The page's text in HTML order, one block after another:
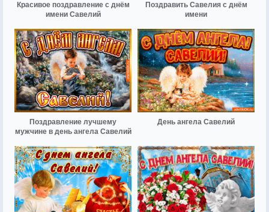
Красивое поздравление с днём
имени Савелий
Поздравить Савелия с днём
имени
Поздравление лучшему
мужчине в день ангела Савелий
День ангела Савелий